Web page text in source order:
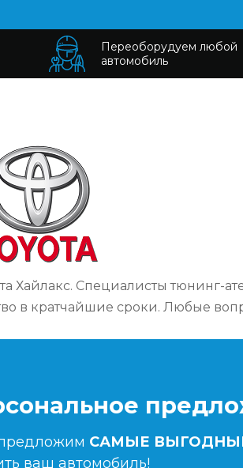
Переоборудуем любой
автомобиль
Хайлакс. Специалисты тюнинг-
в кратчайшие сроки. Любые
САМЫЕ
ваш автомобиль!